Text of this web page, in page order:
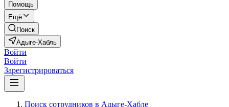
Помощь
Ещё
Поиск
Адыге-Хабль
Войти
Войти
Зарегистрироваться
Поиск сотрудников в Адыге-Хабле